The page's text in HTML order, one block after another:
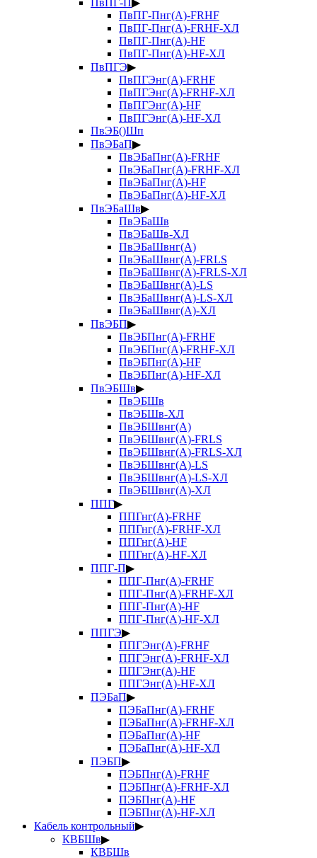
ПвПГ-П▶
ПвПГ-Пнг(А)-FRHF
ПвПГ-Пнг(А)-FRHF-ХЛ
ПвПГ-Пнг(А)-HF
ПвПГ-Пнг(А)-HF-ХЛ
ПвПГЭ▶
ПвПГЭнг(А)-FRHF
ПвПГЭнг(А)-FRHF-ХЛ
ПвПГЭнг(А)-HF
ПвПГЭнг(А)-HF-ХЛ
ПвЭБ()Шп
ПвЭБаП▶
ПвЭБаПнг(А)-FRHF
ПвЭБаПнг(А)-FRHF-ХЛ
ПвЭБаПнг(А)-HF
ПвЭБаПнг(А)-HF-ХЛ
ПвЭБаШв▶
ПвЭБаШв
ПвЭБаШв-ХЛ
ПвЭБаШвнг(А)
ПвЭБаШвнг(А)-FRLS
ПвЭБаШвнг(А)-FRLS-ХЛ
ПвЭБаШвнг(А)-LS
ПвЭБаШвнг(А)-LS-ХЛ
ПвЭБаШвнг(А)-ХЛ
ПвЭБП▶
ПвЭБПнг(А)-FRHF
ПвЭБПнг(А)-FRHF-ХЛ
ПвЭБПнг(А)-HF
ПвЭБПнг(А)-HF-ХЛ
ПвЭБШв▶
ПвЭБШв
ПвЭБШв-ХЛ
ПвЭБШвнг(А)
ПвЭБШвнг(А)-FRLS
ПвЭБШвнг(А)-FRLS-ХЛ
ПвЭБШвнг(А)-LS
ПвЭБШвнг(А)-LS-ХЛ
ПвЭБШвнг(А)-ХЛ
ППГ▶
ППГнг(А)-FRHF
ППГнг(А)-FRHF-ХЛ
ППГнг(А)-HF
ППГнг(А)-HF-ХЛ
ППГ-П▶
ППГ-Пнг(А)-FRHF
ППГ-Пнг(А)-FRHF-ХЛ
ППГ-Пнг(А)-HF
ППГ-Пнг(А)-HF-ХЛ
ППГЭ▶
ППГЭнг(А)-FRHF
ППГЭнг(А)-FRHF-ХЛ
ППГЭнг(А)-HF
ППГЭнг(А)-HF-ХЛ
ПЭБаП▶
ПЭБаПнг(А)-FRHF
ПЭБаПнг(А)-FRHF-ХЛ
ПЭБаПнг(А)-HF
ПЭБаПнг(А)-HF-ХЛ
ПЭБП▶
ПЭБПнг(А)-FRHF
ПЭБПнг(А)-FRHF-ХЛ
ПЭБПнг(А)-HF
ПЭБПнг(А)-HF-ХЛ
Кабель контрольный▶
КВБШв▶
КВБШв